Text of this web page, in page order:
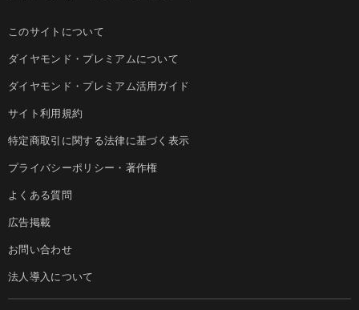
このサイトについて
ダイヤモンド・プレミアムについて
ダイヤモンド・プレミアム活用ガイド
サイト利用規約
特定商取引に関する法律に基づく表示
プライバシーポリシー・著作権
よくある質問
広告掲載
お問い合わせ
法人導入について